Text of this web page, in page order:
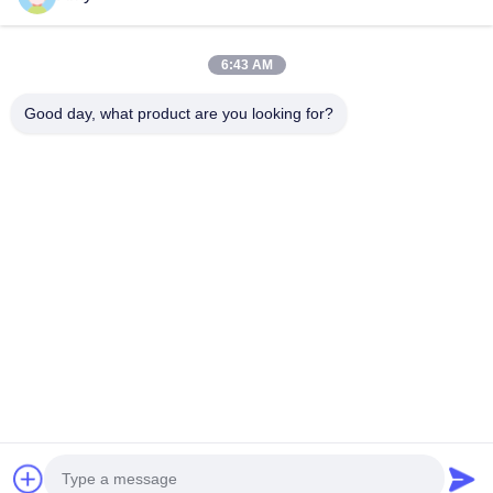
Национальная дорога 106, район Хуаду, город Гуанчжоу
Политика уединения
6:43 AM
Good day, what product are you looking for?